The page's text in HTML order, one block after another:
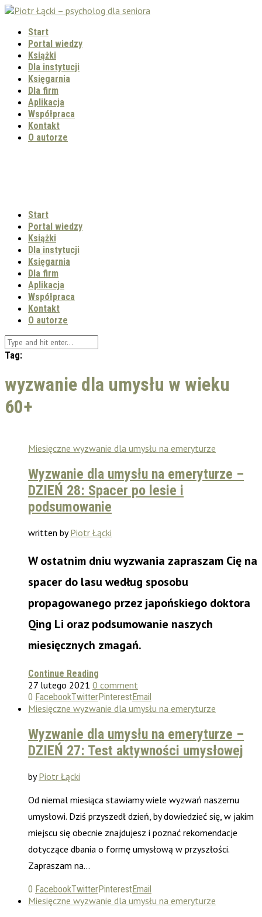
Start
Portal wiedzy
Książki
Dla instytucji
Księgarnia
Dla firm
Aplikacja
Współpraca
Kontakt
O autorze
Start
Portal wiedzy
Książki
Dla instytucji
Księgarnia
Dla firm
Aplikacja
Współpraca
Kontakt
O autorze
Tag:
wyzwanie dla umysłu w wieku
60+
Miesięczne wyzwanie dla umysłu na emeryturze
Wyzwanie dla umysłu na emeryturze –
DZIEŃ 28: Spacer po lesie i
podsumowanie
written byPiotr Łącki
W ostatnim dniu wyzwania zapraszam Cię na
spacer do lasu według sposobu
propagowanego przez japońskiego doktora
Qing Li oraz podsumowanie naszych
miesięcznych zmagań.
Continue Reading
27 lutego 2021 0 comment
0 FacebookTwitterPinterestEmail
Miesięczne wyzwanie dla umysłu na emeryturze
Wyzwanie dla umysłu na emeryturze –
DZIEŃ 27: Test aktywności umysłowej
byPiotr Łącki
Od niemal miesiąca stawiamy wiele wyzwań naszemu
umysłowi. Dziś przyszedł dzień, by dowiedzieć się, w jakim
miejscu się obecnie znajdujesz i poznać rekomendacje
dotyczące dbania o formę umysłową w przyszłości.
Zapraszam na…
0 FacebookTwitterPinterestEmail
Miesięczne wyzwanie dla umysłu na emeryturze